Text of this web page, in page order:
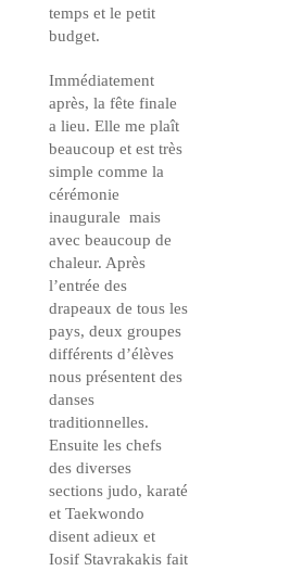
temps et le petit
budget.
Immédiatement
après, la fête finale
a lieu. Elle me plaît
beaucoup et est très
simple comme la
cérémonie
inaugurale mais
avec beaucoup de
chaleur. Après
l’entrée des
drapeaux de tous les
pays, deux groupes
différents d’élèves
nous présentent des
danses
traditionnelles.
Ensuite les chefs
des diverses
sections judo, karaté
et Taekwondo
disent adieux et
Iosif Stavrakakis fait